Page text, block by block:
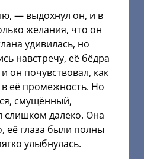
— выдохнул он, и в
желания, что он
удивилась, но
навстречу, её бёдра
он почувствовал, как
в её промежность. Но
смущённый,
слишком далеко. Она
её глаза были полны
улыбнулась.